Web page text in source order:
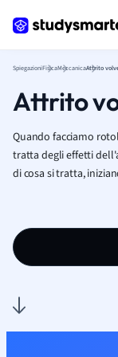
SpiegazioniFisicaMeccanicaAttrito
Attrito
Quando facciamo
tratta degli effetti
di cosa si tratta,